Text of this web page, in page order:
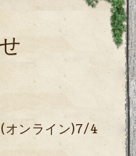
オンライン)7/4